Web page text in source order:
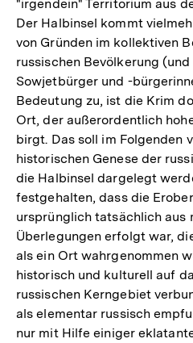
"irgendein" Territorium aus
Der Halbinsel kommt
von Gründen im kollektiven
russischen Bevölkerung
Sowjetbürger und -
Bedeutung zu, ist die Krim
Ort, der außerordentlich
birgt. Das soll im Folgenden
historischen Genese der
die Halbinsel dargelegt
festgehalten, dass die
ursprünglich tatsächlich aus
Überlegungen erfolgt war,
als ein Ort wahrgenommen
historisch und kulturell auf
russischen Kerngebiet
als elementar russisch
nur mit Hilfe einiger